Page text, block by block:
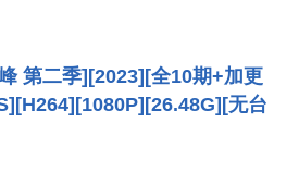
第二季][2023][全10期+加更
无台